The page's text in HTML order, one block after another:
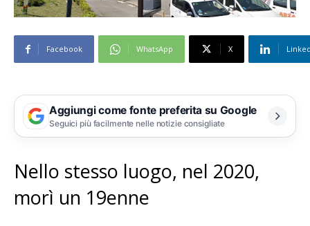
Facebook WhatsApp X
Aggiungi come fonte preferita su Google
Seguici più facilmente nelle notizie consigliate
Nello stesso luogo, nel 2020,
morì un 19enne